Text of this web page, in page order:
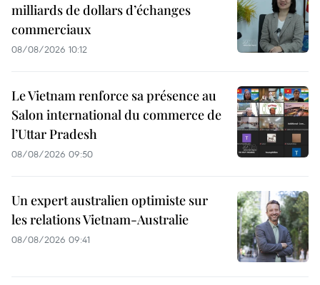
milliards de dollars d’échanges
commerciaux
08/08/2026 10:12
Le Vietnam renforce sa présence au
Salon international du commerce de
l’Uttar Pradesh
08/08/2026 09:50
Un expert australien optimiste sur
les relations Vietnam-Australie
08/08/2026 09:41